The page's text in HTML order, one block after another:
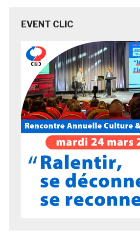
EVENT CLIC